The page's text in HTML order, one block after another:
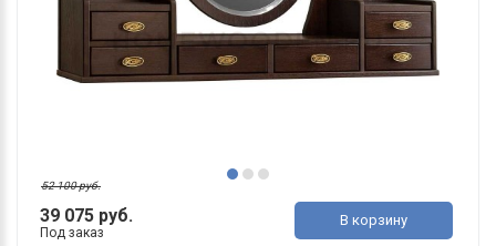
39 075 руб.
52 100 руб.
Под заказ
В корзину